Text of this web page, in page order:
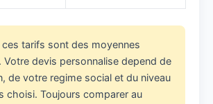
ces tarifs sont des moyennes
Votre devis personnalise depend de
de votre regime social et du niveau
choisi. Toujours comparer au